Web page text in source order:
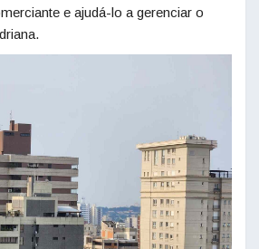
e ajudá-lo a gerenciar o